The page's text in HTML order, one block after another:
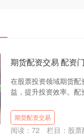
期货配资交易 配资
在股票投资领域期货
益，提升投资效率。
期货配资交易
阅读： 72 栏目： 股